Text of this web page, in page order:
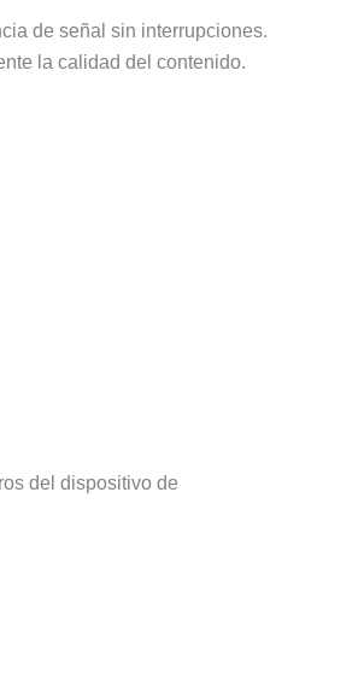
de señal sin interrupciones.
la calidad del contenido.
del dispositivo de